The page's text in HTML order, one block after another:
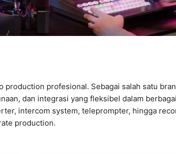
profesional. Sebagai salah satu
dan integrasi yang fleksibel dalam
intercom system, teleprompter, hingga
production.